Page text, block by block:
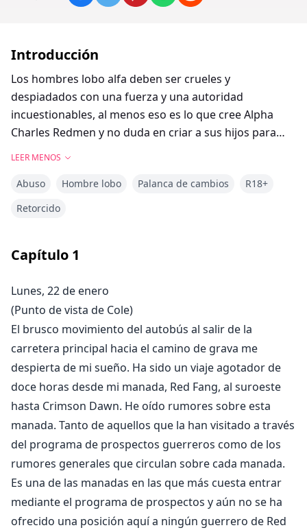
Introducción
Los hombres lobo alfa deben ser crueles y
despiadados con una fuerza y una autoridad
incuestionables, al menos eso es lo que cree Alpha
Charles Redmen y no duda en criar a sus hijos para
Alpha Charles y Luna Sara Mae, líderes de la manada
Colmillo Rojo. Nacido prematuramente, Alpha Charles
que allana el camino para que el resto de su familia
Al llegar a la edad adulta, el odio y los abusos de su
padre hacia él se han extendido al resto de la manada,
lo que lo convierte en el chivo expiatorio de quienes
tienen la sádica necesidad de verlo sufrir. El resto
simplemente tiene demasiado miedo como para
mirarlo, lo que lo deja poco en el camino de sus
amigos o familiares.
Alpha Demetri Black es el líder de una manada de
santuarios conocida como Crimson Dawn. Hace años
que un lobo no consigue encontrar su manada gracias
al programa Warrior's Prospect, pero eso no significa
que no esté buscando señales reveladoras de que un
lobo necesita ayuda.
Desnutrido y herido a su llegada, la actitud ansiosa y
LEER MENOS
Abuso Hombre lobo Palanca de cambios
R18+
Retorcido
Capítulo 1
Lunes, 22 de enero
(Punto de vista de Cole)
El brusco movimiento del autobús al salir de la
carretera principal hacia el camino de grava me
despierta de mi sueño. Ha sido un viaje agotador de
doce horas desde mi manada, Red Fang, al suroeste
hasta Crimson Dawn. He oído rumores sobre esta
manada. Tanto de aquellos que la han visitado a través
del programa de prospectos guerreros como de los
rumores generales que circulan sobre cada manada.
Es una de las manadas en las que más cuesta entrar
mediante el programa de prospectos y aún no se ha
ofrecido una posición aquí a ningún guerrero de Red